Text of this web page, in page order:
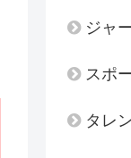
ジャ
スポ
タレ